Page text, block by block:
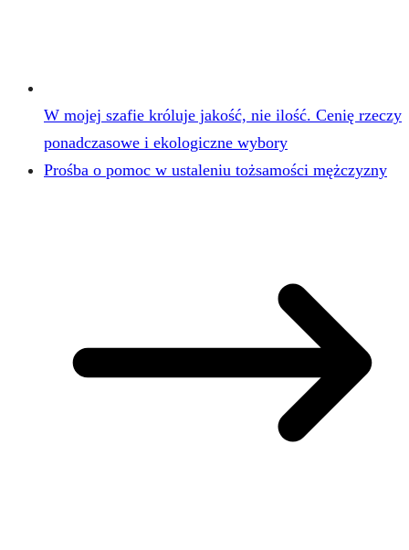
W mojej szafie króluje jakość, nie ilość. Cenię rzeczy
ponadczasowe i ekologiczne wybory
Prośba o pomoc w ustaleniu tożsamości mężczyzny